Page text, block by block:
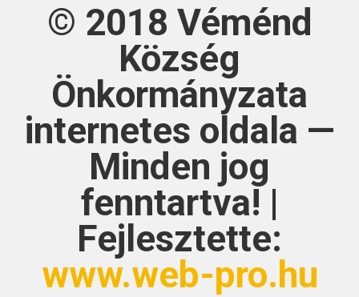
© 2018 Véménd
Község
Önkormányzata
internetes oldala —
Minden jog
fenntartva! |
Fejlesztette:
www.web-pro.hu